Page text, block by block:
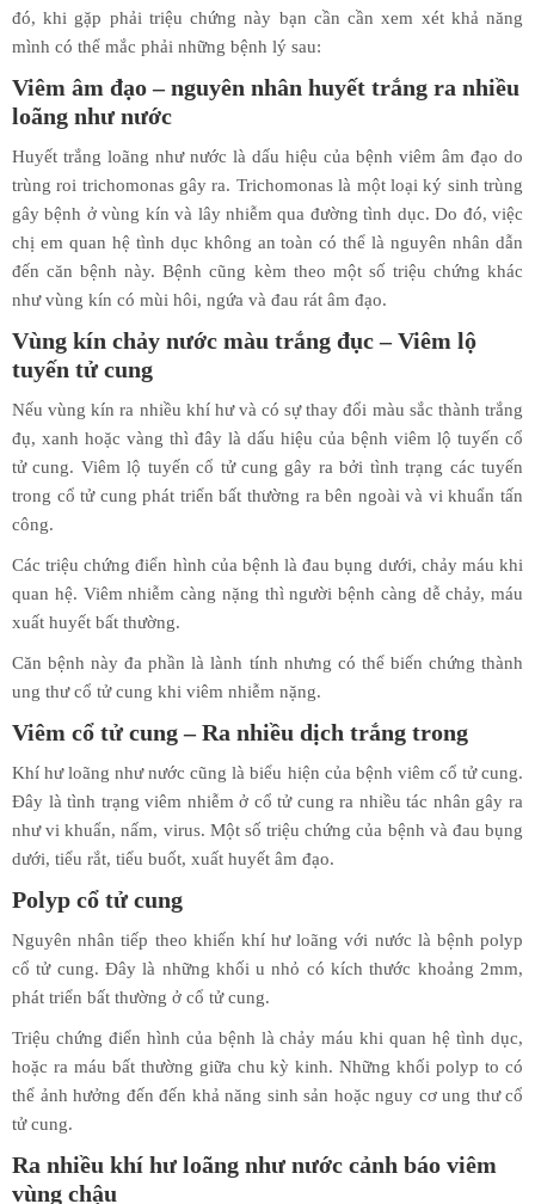
đó, khi gặp phải triệu chứng này bạn cần cần xem xét khả năng
mình có thể mắc phải những bệnh lý sau:
Viêm âm đạo – nguyên nhân huyết trắng ra nhiều
loãng như nước
Huyết trắng loãng như nước là dấu hiệu của bệnh viêm âm đạo do
trùng roi trichomonas gây ra. Trichomonas là một loại ký sinh trùng
gây bệnh ở vùng kín và lây nhiễm qua đường tình dục. Do đó, việc
chị em quan hệ tình dục không an toàn có thể là nguyên nhân dẫn
đến căn bệnh này. Bệnh cũng kèm theo một số triệu chứng khác
như vùng kín có mùi hôi, ngứa và đau rát âm đạo.
Vùng kín chảy nước màu trắng đục – Viêm lộ
tuyến tử cung
Nếu vùng kín ra nhiều khí hư và có sự thay đổi màu sắc thành trắng
đụ, xanh hoặc vàng thì đây là dấu hiệu của bệnh viêm lộ tuyến cổ
tử cung. Viêm lộ tuyến cổ tử cung gây ra bởi tình trạng các tuyến
trong cổ tử cung phát triển bất thường ra bên ngoài và vi khuẩn tấn
công.
Các triệu chứng điển hình của bệnh là đau bụng dưới, chảy máu khi
quan hệ. Viêm nhiễm càng nặng thì người bệnh càng dễ chảy, máu
xuất huyết bất thường.
Căn bệnh này đa phần là lành tính nhưng có thể biến chứng thành
ung thư cổ tử cung khi viêm nhiễm nặng.
Viêm cổ tử cung – Ra nhiều dịch trắng trong
Khí hư loãng như nước cũng là biểu hiện của bệnh viêm cổ tử cung.
Đây là tình trạng viêm nhiễm ở cổ tử cung ra nhiều tác nhân gây ra
như vi khuẩn, nấm, virus. Một số triệu chứng của bệnh và đau bụng
dưới, tiểu rắt, tiểu buốt, xuất huyết âm đạo.
Polyp cổ tử cung
Nguyên nhân tiếp theo khiến khí hư loãng với nước là bệnh polyp
cổ tử cung. Đây là những khối u nhỏ có kích thước khoảng 2mm,
phát triển bất thường ở cổ tử cung.
Triệu chứng điển hình của bệnh là chảy máu khi quan hệ tình dục,
hoặc ra máu bất thường giữa chu kỳ kinh. Những khối polyp to có
thể ảnh hưởng đến đến khả năng sinh sản hoặc nguy cơ ung thư cổ
tử cung.
Ra nhiều khí hư loãng như nước cảnh báo viêm
vùng chậu